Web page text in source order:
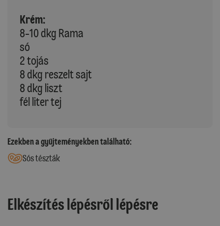
Krém:
8-10 dkg Rama
só
2 tojás
8 dkg reszelt sajt
8 dkg liszt
fél liter tej
Ezekben a gyűjteményekben található:
Sós tészták
Elkészítés lépésről lépésre